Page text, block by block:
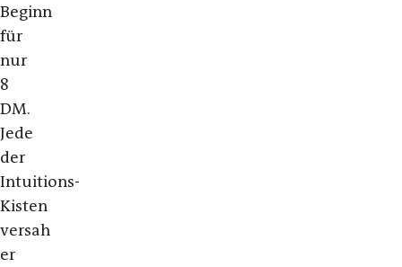
Beginn
für
nur
8
DM.
Jede
der
Intuitions-
Kisten
versah
er